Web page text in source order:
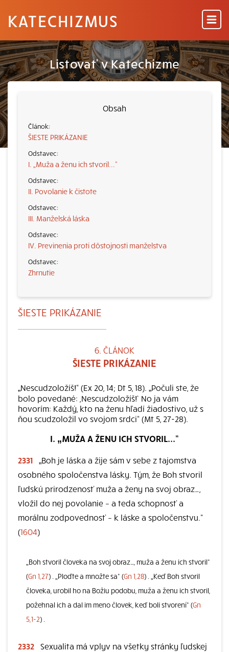
KATECHIZMUS
Listovať v Katechizme
Obsah
ŠIESTE PRIKÁZANIE
I. „Muža a ženu ich stvoril...“
II. Povolanie k čistote
III. Manželská láska
IV. Previnenia proti dôstojnosti manželstva
Zhrnutie
ŠIESTE PRIKÁZANIE
6. ČLÁNOK
ŠIESTE PRIKÁZANIE
„Nescudzoložíš!“ (Ex 20, 14; Dt 5, 18). „Počuli ste, že
bolo povedané: ,Nescudzoložíš!‘ No ja vám
hovorím: Každý, kto na ženu hľadí žiadostivo, už s
ňou scudzoložil vo svojom srdci“ (Mt 5, 27-28).
I. „MUŽA A ŽENU ICH STVORIL...“
2331 „Boh je láska a žije sám v sebe z tajomstva
osobného spoločenstva lásky. Tým, že Boh stvoril
ľudskú prirodzenosť muža a ženy na svoj obraz…,
vložil do nej povolanie – a teda schopnosť a
morálnu zodpovednosť – k láske a spoločenstvu.“
(1604)
„Boh stvoril človeka na svoj obraz…, muža a ženu ich stvoril“
(Gn 1,27) . „Ploďte a množte sa“ (Gn 1,28) . „Keď Boh stvoril
človeka, urobil ho na Božiu podobu, muža a ženu ich stvoril,
požehnal ich a dal im meno človek, keď boli stvorení“ (Gn
5,1-2) .
2332 Sexualita má vplyv na všetky stránky ľudskej